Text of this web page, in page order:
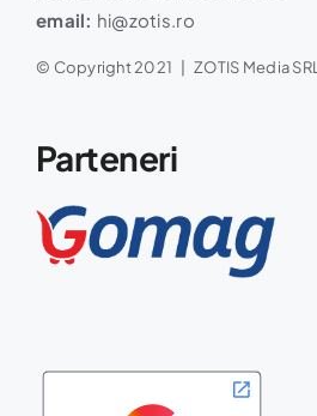
email: hi@zotis.ro
© Copyright 2021 | ZOTIS Media SRL
Parteneri